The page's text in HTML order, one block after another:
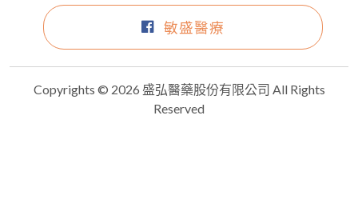
敏盛醫療
Copyrights © 2026 盛弘醫藥股份有限公司 All Rights
Reserved